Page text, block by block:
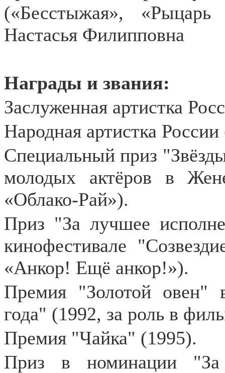
(«Бесстыжая»,
Настасья Филипповна
Награды и звания:
Заслуженная артистка
Народная артистка
Специальный приз
молодых актёров в
«Облако-Рай»).
Приз "За лучшее
кинофестивале
«Анкор! Ещё анкор!»).
Премия "Золотой овен"
года" (1992, за роль в
Премия "Чайка" (1995).
Приз в номинации